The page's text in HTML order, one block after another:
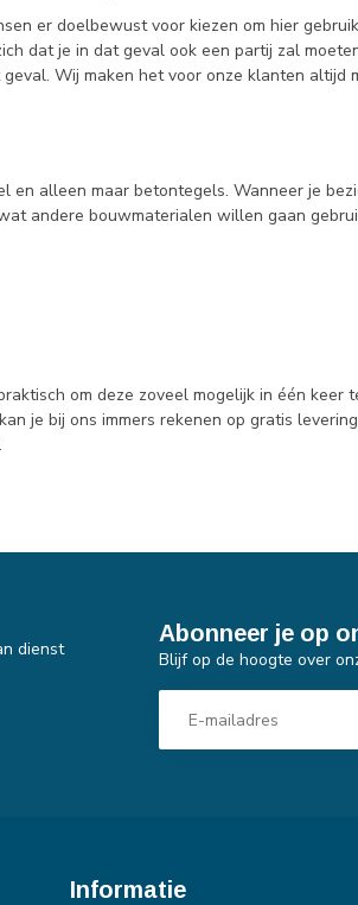
er doelbewust voor kiezen om hier
dat je in dat geval ook een partij zal
Wij maken het voor onze klanten
alleen maar betontegels. Wanneer je
andere bouwmaterialen willen gaan
om deze zoveel mogelijk in één keer
je bij ons immers rekenen op gratis
dienst
Abonneer je op
Blijf op de hoogte over
Informatie